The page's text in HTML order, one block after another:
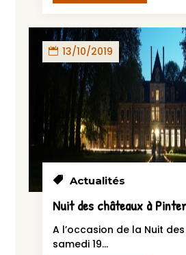
13/10/2019
Actualités
A l’occasion de la Nuit
samedi 19...